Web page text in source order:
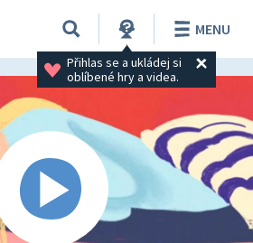
Přihlas se a ukládej si
oblíbené hry a videa.
MENU